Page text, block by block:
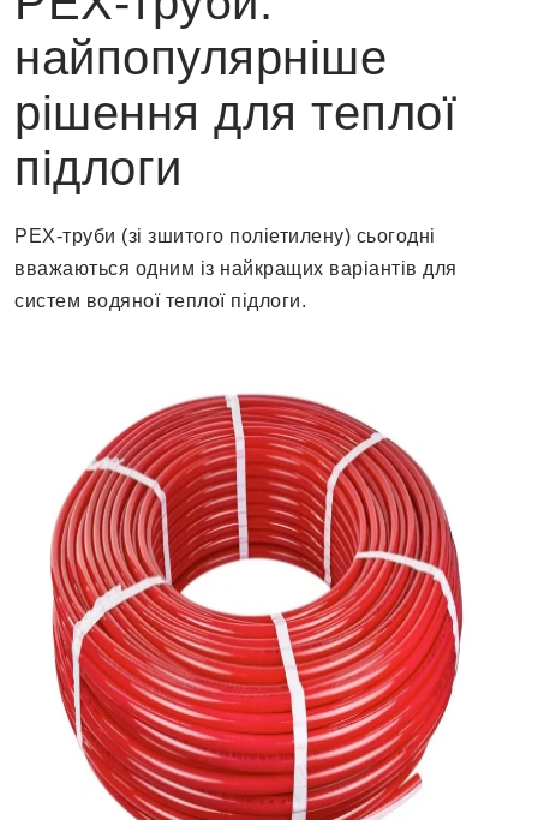
найпопулярніше
рішення для теплої
підлоги
PEX-труби (зі зшитого поліетилену) сьогодні
вважаються одним із найкращих варіантів для
систем водяної теплої підлоги.